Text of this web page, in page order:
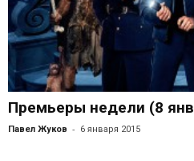
Премьеры недели (8
Павел Жуков - 6 января 2015